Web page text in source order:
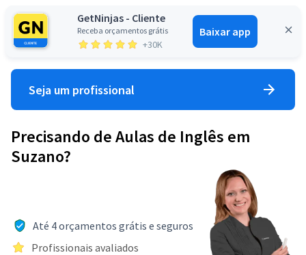
GetNinjas - Cliente
Receba orçamentos grátis
+30K
Baixar app
Entrar
Seja um profissional
Precisando de Aulas de Inglês em
Suzano?
Até 4 orçamentos grátis e seguros
Profissionais avaliados